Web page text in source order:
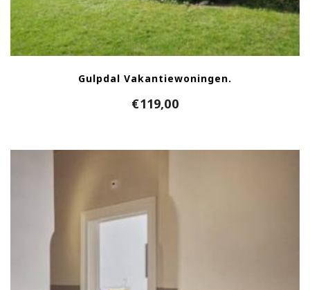
Gulpdal Vakantiewoningen.
€119,00